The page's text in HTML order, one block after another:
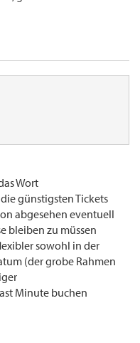
Wort
günstigsten Tickets
abgesehen eventuell
bleiben zu müssen
sowohl in der
(der grobe Rahmen
Minute buchen